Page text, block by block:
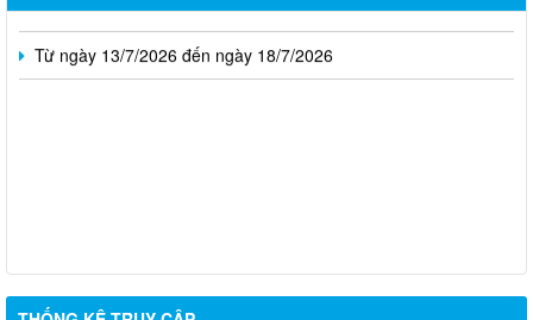
Từ ngày 13/7/2026 đến ngày 18/7/2026